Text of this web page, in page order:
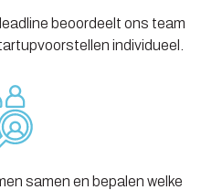
beoordeelt ons team
individueel.
samen en bepalen welke